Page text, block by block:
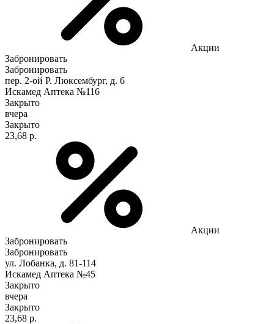
Акции
Забронировать
Забронировать
пер. 2-ой Р. Люксембург, д. 6
Искамед Аптека №116
Закрыто
вчера
Закрыто
23,68 р.
Акции
Забронировать
Забронировать
ул. Лобанка, д. 81-114
Искамед Аптека №45
Закрыто
вчера
Закрыто
23,68 р.